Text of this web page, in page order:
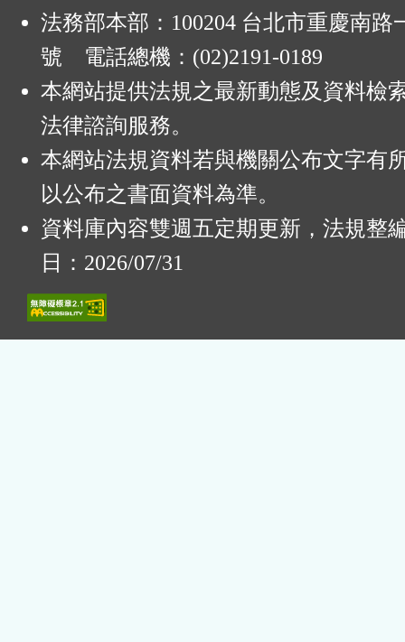
法務部本部：100204 台北市重慶南路
號 電話總機：(02)2191-0189
本網站提供法規之最新動態及資料檢
法律諮詢服務。
本網站法規資料若與機關公布文字有
以公布之書面資料為準。
資料庫內容雙週五定期更新，法規整
日：2026/07/31